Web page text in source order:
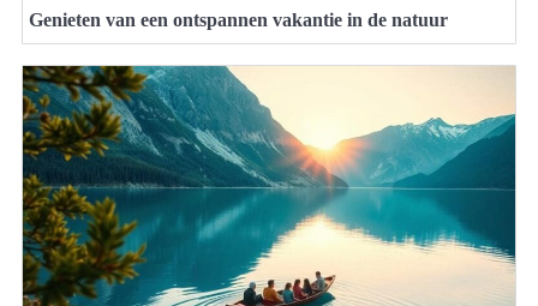
Genieten van een ontspannen vakantie in de natuur